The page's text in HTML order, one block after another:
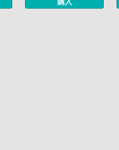
購入